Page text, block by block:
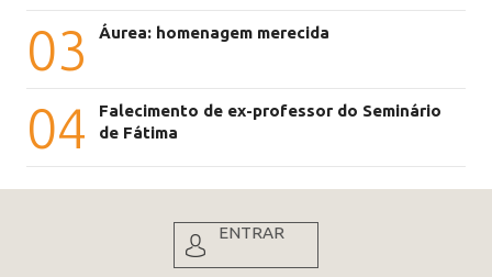
03 Áurea: homenagem merecida
04
Falecimento de ex-professor do Seminário
de Fátima
ENTRAR